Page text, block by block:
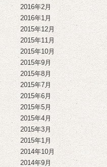
2016年2月
2016年1月
2015年12月
2015年11月
2015年10月
2015年9月
2015年8月
2015年7月
2015年6月
2015年5月
2015年4月
2015年3月
2015年1月
2014年10月
2014年9月